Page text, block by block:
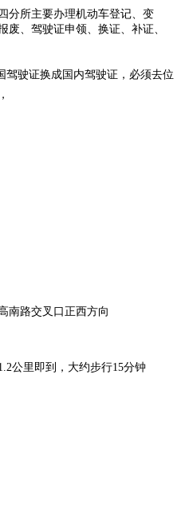
四分所主要办理机动车登记、变
废、驾驶证申领、换证、补证、
驾驶证换成国内驾驶证，必须去位
南路交叉口正西方向
公里即到，大约步行15分钟